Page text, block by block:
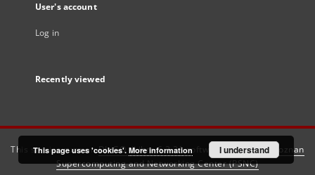
User's account
Log in
Recently viewed
This service runs onDInGO dLibra 6.3.21software created by
Poznan
Supercomputing and Networking Center (PSNC)
This page uses 'cookies'. More information I understand